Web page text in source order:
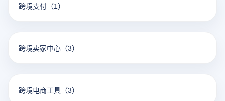
跨境支付 （1）
跨境卖家中心 （3）
跨境电商工具 （3）